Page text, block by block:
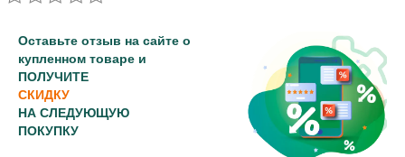
Оставьте отзыв на сайте о
купленном товаре и
ПОЛУЧИТЕ
СКИДКУ
НА СЛЕДУЮЩУЮ
ПОКУПКУ